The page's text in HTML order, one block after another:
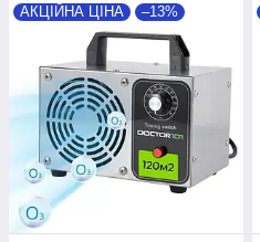
АКЦІЙНА ЦІНА –13%